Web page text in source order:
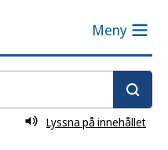
Meny
Lyssna på innehållet